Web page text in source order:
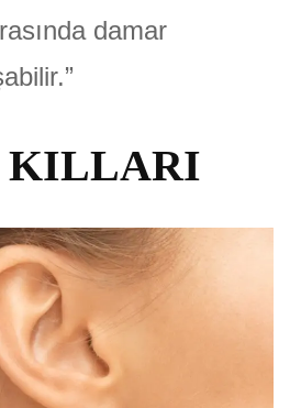
damar
KILLARI